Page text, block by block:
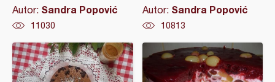
Autor: Sandra Popović
11030
Autor: Sandra Popović
10813